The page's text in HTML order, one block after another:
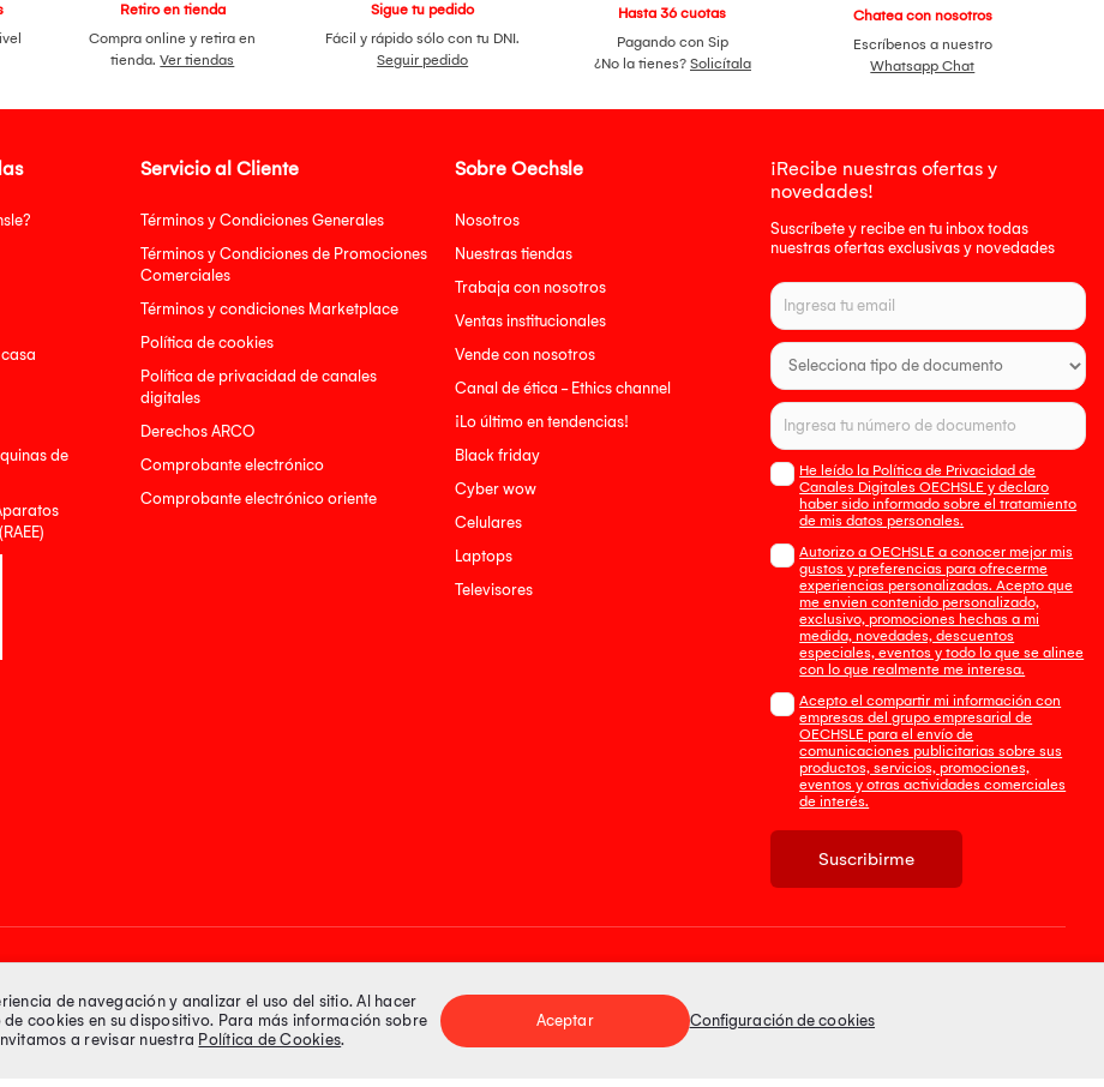
Retiro en tienda
Compra online y retira en
tienda.Ver tiendas
Sigue tu pedido
Fácil y rápido sólo con tu DNI.
Seguir pedido
Hasta 36 cuotas
Pagando con Sip
¿No la tienes? Solicítala
Chatea con nosotros
Escríbenos a nuestro
Whatsapp Chat
de
Servicio al Cliente
Términos y Condiciones Generales
Términos y Condiciones de Promociones
Comerciales
Términos y condiciones Marketplace
Política de cookies
Política de privacidad de canales
digitales
Derechos ARCO
Comprobante electrónico
Comprobante electrónico oriente
Sobre Oechsle
Nosotros
Nuestras tiendas
Trabaja con nosotros
Ventas institucionales
Vende con nosotros
Canal de ética - Ethics channel
¡Lo último en tendencias!
Black friday
Cyber wow
Celulares
Laptops
Televisores
¡Recibe nuestras ofertas y
novedades!
Suscríbete y recibe en tu inbox todas
nuestras ofertas exclusivas y novedades
He leído la Política de Privacidad de
Canales Digitales OECHSLE y declaro
haber sido informado sobre el tratamiento
de mis datos personales.
Autorizo a OECHSLE a conocer mejor mis
gustos y preferencias para ofrecerme
experiencias personalizadas. Acepto que
me envien contenido personalizado,
exclusivo, promociones hechas a mi
medida, novedades, descuentos
especiales, eventos y todo lo que se alinee
con lo que realmente me interesa.
Acepto el compartir mi información con
empresas del grupo empresarial de
OECHSLE para el envío de
comunicaciones publicitarias sobre sus
productos, servicios, promociones,
eventos y otras actividades comerciales
de interés.
Suscribirme
Medios de pago Tienda 100% Segura
de navegación y analizar el uso del sitio. Al hacer
de cookies en su dispositivo. Para más información sobre
a revisar nuestra Política de Cookies.
Aceptar Configuración de cookies